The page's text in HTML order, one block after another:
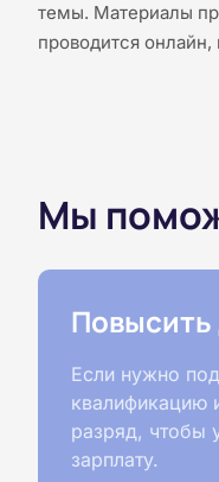
темы. Материалы
проводится онлайн,
Мы
Повысить
Если нужно
квалификацию
разряд, чтобы
зарплату.